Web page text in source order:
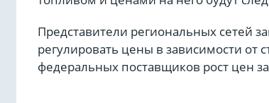
Представители региональных сетей
регулировать цены в зависимости от
федеральных поставщиков рост цен